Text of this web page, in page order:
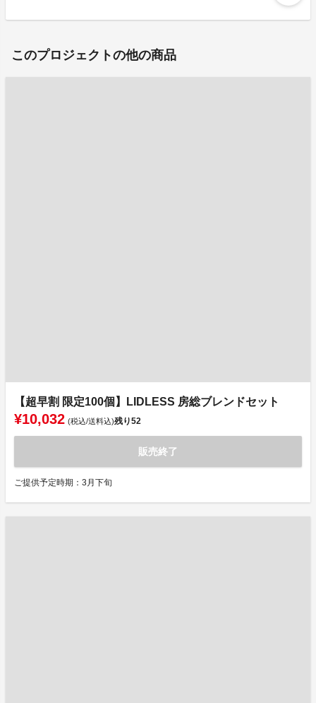
このプロジェクトの他の商品
【超早割 限定100個】LIDLESS 房総ブレンドセット
¥10,032 (税込/送料込)残り52
販売終了
ご提供予定時期：3月下旬